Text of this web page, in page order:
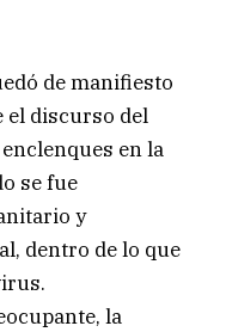
de manifiesto
el discurso del
en la
se fue
y
dentro de lo que
la